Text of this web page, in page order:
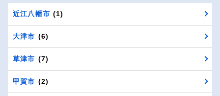
近江八幡市 (1)
大津市 (6)
草津市 (7)
甲賀市 (2)